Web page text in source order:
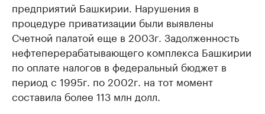
предприятий Башкирии. Нарушения в
процедуре приватизации были выявлены
Счетной палатой еще в 2003г. Задолженность
нефтеперерабатывающего комплекса Башкирии
по оплате налогов в федеральный бюджет в
период с 1995г. по 2002г. на тот момент
составила более 113 млн долл.